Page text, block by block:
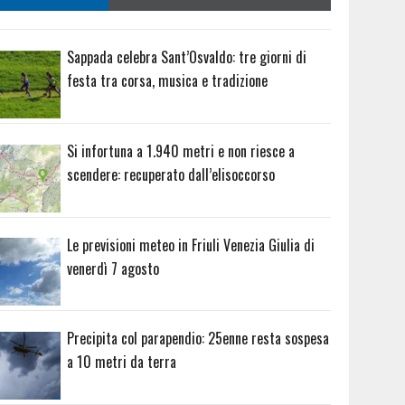
Sappada celebra Sant’Osvaldo: tre giorni di
festa tra corsa, musica e tradizione
Si infortuna a 1.940 metri e non riesce a
scendere: recuperato dall’elisoccorso
Le previsioni meteo in Friuli Venezia Giulia di
venerdì 7 agosto
Precipita col parapendio: 25enne resta sospesa
a 10 metri da terra